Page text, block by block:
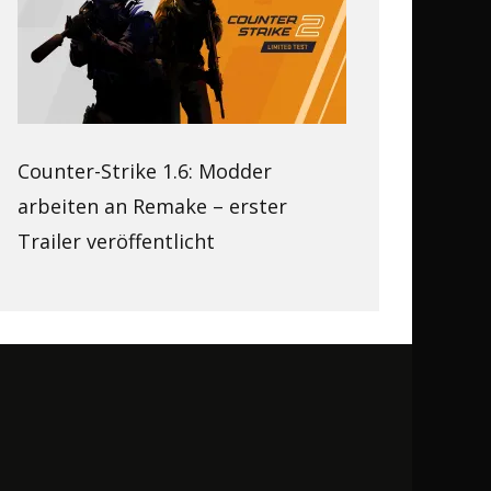
Counter-Strike 1.6: Modder
arbeiten an Remake – erster
Trailer veröffentlicht